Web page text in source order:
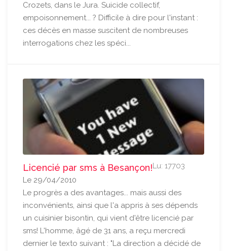
Crozets, dans le Jura. Suicide collectif,
empoisonnement... ? Difficile à dire pour l'instant :
ces décès en masse suscitent de nombreuses
interrogations chez les spéci...
Licencié par sms à Besançon!Lu: 17703
Le 29/04/2010
Le progrès a des avantages... mais aussi des
inconvénients, ainsi que l'a appris à ses dépends
un cuisinier bisontin, qui vient d'être licencié par
sms! L'homme, âgé de 31 ans, a reçu mercredi
dernier le texto suivant : "La direction a décidé de